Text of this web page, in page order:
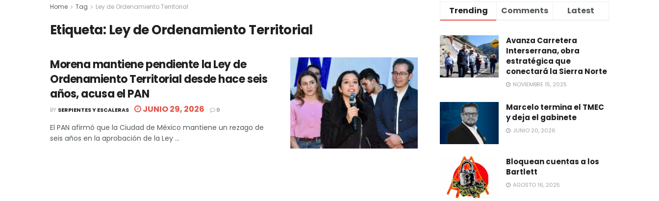
Home Tag Ley de Ordenamiento Territorial
Etiqueta: Ley de Ordenamiento Territorial
Morena mantiene pendiente la Ley de
Ordenamiento Territorial desde hace seis
años, acusa el PAN
BY SERPIENTES Y ESCALERAS JUNIO 29, 2026 0
El PAN afirmó que la Ciudad de México mantiene un rezago de
seis años en la aprobación de la Ley ...
Trending Comments Latest
Avanza Carretera
Interserrana, obra
estratégica que
conectará la Sierra Norte
NOVIEMBRE 15, 2025
Marcelo termina el TMEC
y deja el gabinete
JUNIO 20, 2026
Bloquean cuentas a los
Bartlett
AGOSTO 16, 2025